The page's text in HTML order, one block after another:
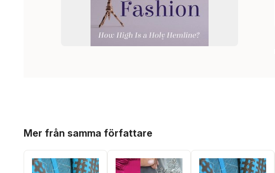
Mer från samma författare